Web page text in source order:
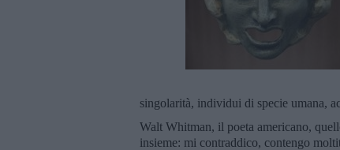
singolarità, individui di specie umana,
Walt Whitman, il poeta americano,
insieme: mi contraddico, contengo